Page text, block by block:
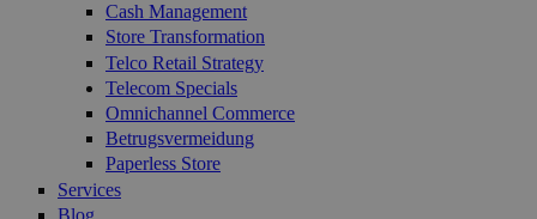
Cash Management
Store Transformation
Telco Retail Strategy
Telecom Specials
Omnichannel Commerce
Betrugsvermeidung
Paperless Store
Services
Blog